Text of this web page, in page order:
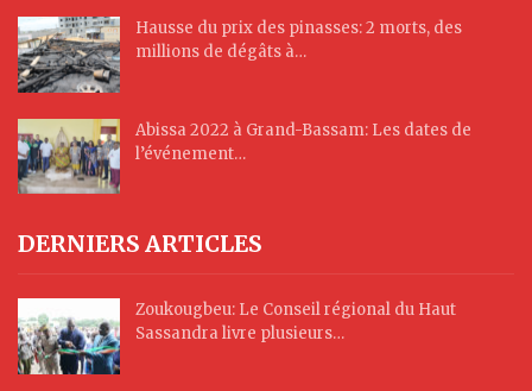
Hausse du prix des pinasses: 2 morts, des
millions de dégâts à…
Abissa 2022 à Grand-Bassam: Les dates de
l’événement…
DERNIERS ARTICLES
Zoukougbeu: Le Conseil régional du Haut
Sassandra livre plusieurs…